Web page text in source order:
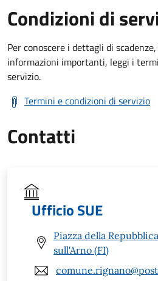
Condizioni di
Per conoscere i dettagli di
informazioni importanti, leggi i
servizio.
Termini e condizioni di servizio
Contatti
Ufficio SUE
Piazza della
sull'Arno (FI)